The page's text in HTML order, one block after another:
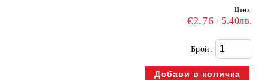
Цена:
€2.76 5.40лв.
Брой: